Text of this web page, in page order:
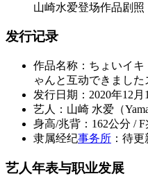
山崎水爱登场作品剧照
发行记录
作品名称：ちょいイ
ゃんと互动できまし
发行日期：2020年12月
艺人：山崎 水爱（
身高/兆背：162公分 /
隶属经纪事务所 ：待更
艺人年表与职业发展